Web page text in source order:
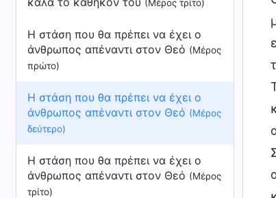
(Μέρος τρίτο)
Η στάση που θα πρέπει να έχει ο
άνθρωπος απέναντι στον Θεό (Μέρος
πρώτο)
Η στάση που θα πρέπει να έχει ο
άνθρωπος απέναντι στον Θεό (Μέρος
δεύτερο)
Η στάση που θα πρέπει να έχει ο
άνθρωπος απέναντι στον Θεό (Μέρος
τρίτο)